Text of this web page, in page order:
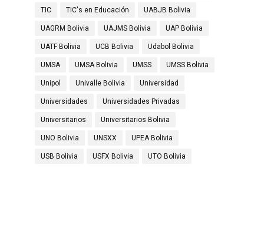
TIC TIC's en Educación UABJB Bolivia
UAGRM Bolivia UAJMS Bolivia UAP Bolivia
UATF Bolivia UCB Bolivia Udabol Bolivia
UMSA UMSA Bolivia UMSS UMSS Bolivia
Unipol Univalle Bolivia Universidad
Universidades Universidades Privadas
Universitarios Universitarios Bolivia
UNO Bolivia UNSXX UPEA Bolivia
USB Bolivia USFX Bolivia UTO Bolivia